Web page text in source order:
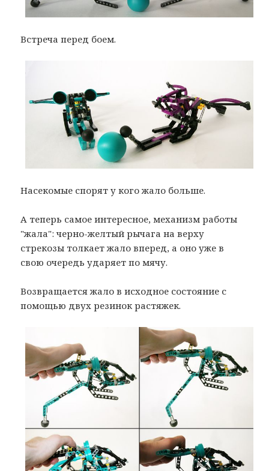
Встреча перед боем.
Насекомые спорят у кого жало больше.
А теперь самое интересное, механизм работы
"жала": черно-желтый рычага на верху
стрекозы толкает жало вперед, а оно уже в
свою очередь ударяет по мячу.
Возвращается жало в исходное состояние с
помощью двух резинок растяжек.